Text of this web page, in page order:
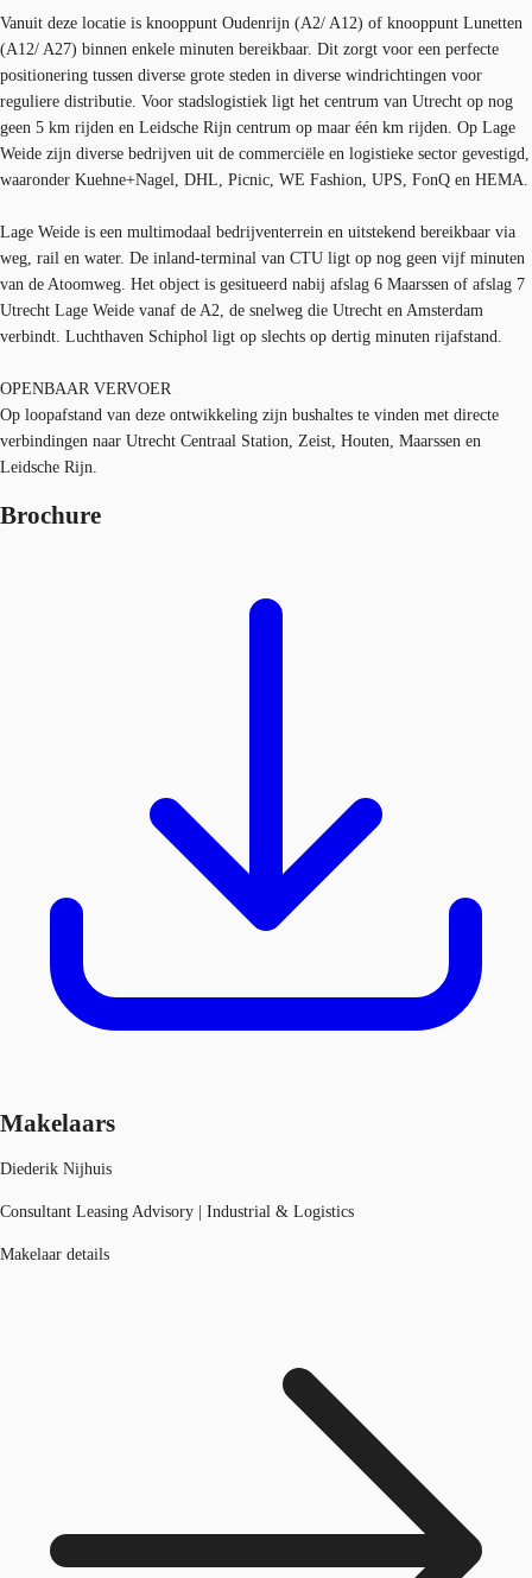
Vanuit deze locatie is knooppunt Oudenrijn (A2/ A12) of knooppunt Lunetten
(A12/ A27) binnen enkele minuten bereikbaar. Dit zorgt voor een perfecte
positionering tussen diverse grote steden in diverse windrichtingen voor
reguliere distributie. Voor stadslogistiek ligt het centrum van Utrecht op nog
geen 5 km rijden en Leidsche Rijn centrum op maar één km rijden. Op Lage
Weide zijn diverse bedrijven uit de commerciële en logistieke sector gevestigd,
waaronder Kuehne+Nagel, DHL, Picnic, WE Fashion, UPS, FonQ en HEMA.
Lage Weide is een multimodaal bedrijventerrein en uitstekend bereikbaar via
weg, rail en water. De inland-terminal van CTU ligt op nog geen vijf minuten
van de Atoomweg. Het object is gesitueerd nabij afslag 6 Maarssen of afslag 7
Utrecht Lage Weide vanaf de A2, de snelweg die Utrecht en Amsterdam
verbindt. Luchthaven Schiphol ligt op slechts op dertig minuten rijafstand.
OPENBAAR VERVOER
Op loopafstand van deze ontwikkeling zijn bushaltes te vinden met directe
verbindingen naar Utrecht Centraal Station, Zeist, Houten, Maarssen en
Leidsche Rijn.
Brochure
Makelaars
Diederik Nijhuis
Consultant Leasing Advisory | Industrial & Logistics
Makelaar details